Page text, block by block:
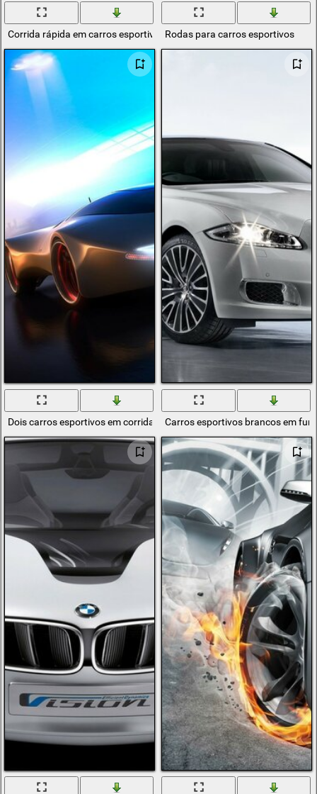
Corrida rápida em carros esportivos Rodas para carros esportivos
Dois carros esportivos em corridas Carros esportivos brancos em